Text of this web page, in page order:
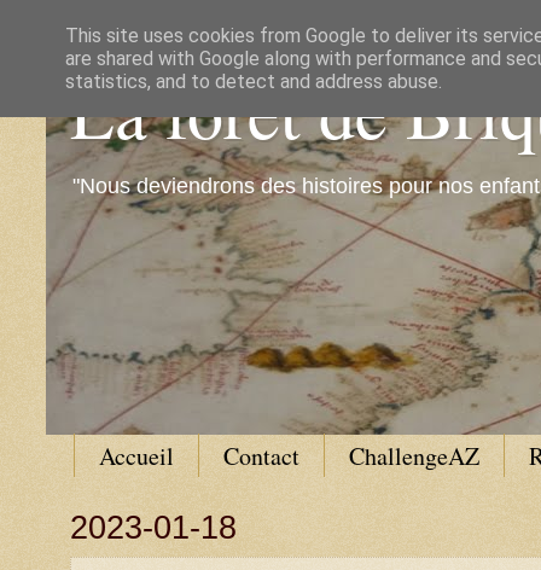
La forêt de
"Nous deviendrons des histoires pour nos
Accueil Contact ChallengeAZ
2023-01-18
This site uses cookies from Google to deliver its
are shared with Google along with performance and
statistics, and to detect and address abuse.